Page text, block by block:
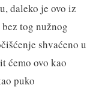
daleko je ovo iz
tog nužnog
shvaćeno u
ćemo ovo kao
puko